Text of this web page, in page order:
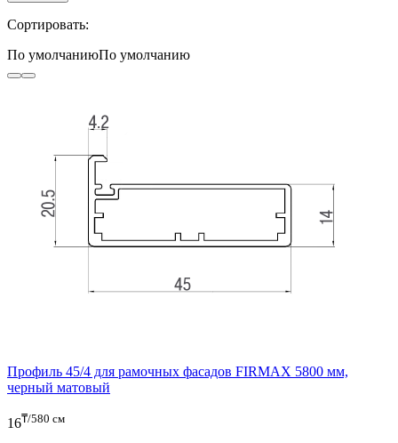
Сортировать:
По умолчаниюПо умолчанию
Профиль 45/4 для рамочных фасадов FIRMAX 5800 мм,
черный матовый
16₸/580 см